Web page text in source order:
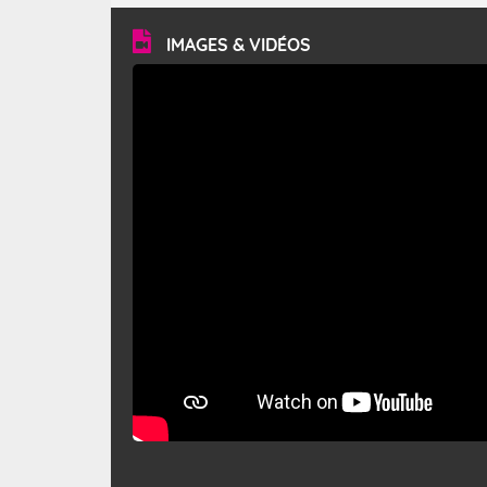
vitesse moyenne de 50 km/h et atteindre 80 à 100 km/h
en rafales, parfois davantage. Il parcourt la basse vallée
du Rhône et la Provence et envahit le littoral
méditerranéen à partir de la Camargue.
IMAGES & VIDÉOS